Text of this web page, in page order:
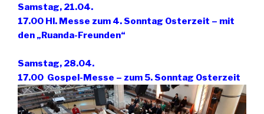
Samstag, 21.04.
17.00 Hl. Messe zum 4. Sonntag Osterzeit – mit
den „Ruanda-Freunden“
Samstag, 28.04.
17.00 Gospel-Messe – zum 5. Sonntag Osterzeit